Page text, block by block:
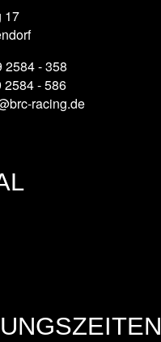
17
2584 - 358
2584 - 586
racing.de